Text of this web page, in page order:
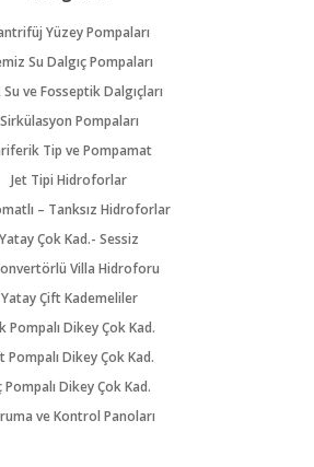
Yüzey Pompaları
Su Dalgıç Pompaları
Su ve Fosseptik Dalgıçları
Sirkülasyon Pompaları
Tip ve Pompamat
Jet Tipi Hidroforlar
– Tanksız Hidroforlar
Yatay Çok Kad.- Sessiz
Villa Hidroforu
Yatay Çift Kademeliler
Pompalı Dikey Çok Kad.
Pompalı Dikey Çok Kad.
Pompalı Dikey Çok Kad.
ve Kontrol Panoları